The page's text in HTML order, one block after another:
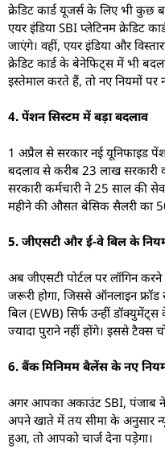
क्रेडिट कार्ड यूजर्स के लिए भी
एयर इंडिया SBI प्लेटिनम क्रेडिट
जाएंगे। वहीं, एयर इंडिया और
क्रेडिट कार्ड के बेनेफिट्स में भी
इस्तेमाल करते हैं, तो नए नियमों पर
4. पेंशन सिस्टम में बड़ा बदलाव
1 अप्रैल से सरकार नई यूनिफाइड
बदलाव से करीब 23 लाख सरकारी
सरकारी कर्मचारी ने 25 साल की
महीने की औसत बेसिक सैलरी का
5. जीएसटी और ई-वे बिल के
अब जीएसटी पोर्टल पर लॉगिन
जरूरी होगा, जिससे ऑनलाइन
बिल (EWB) सिर्फ उन्हीं
ज्यादा पुराने नहीं होंगे। इससे टैक्स
6. बैंक मिनिमम बैलेंस के नए
अगर आपका अकाउंट SBI, पंजाब
अपने खाते में तय सीमा के अनुसार
हुआ, तो आपको चार्ज देना पड़ेगा।